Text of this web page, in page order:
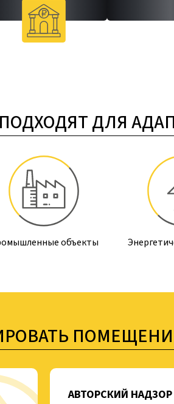
ДЛЯ
объекты
АВТОРСКИЙ НАДЗОР